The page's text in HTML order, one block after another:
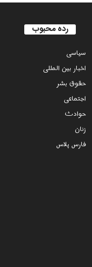
رده محبوب
سياسى
اخبار بین المللی
حقوق بشر
اجتماعی
حوادث
زنان
فارس پلاس